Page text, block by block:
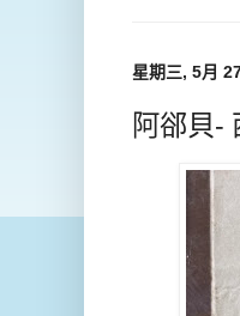
星期三, 5月
阿郤貝-